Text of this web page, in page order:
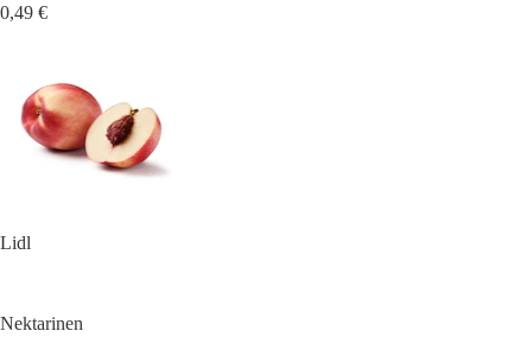
0,49 €
Lidl
Nektarinen